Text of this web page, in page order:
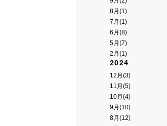
8月(1)
7月(1)
6月(8)
5月(7)
2月(1)
2024
12月(3)
11月(5)
10月(4)
9月(10)
8月(12)